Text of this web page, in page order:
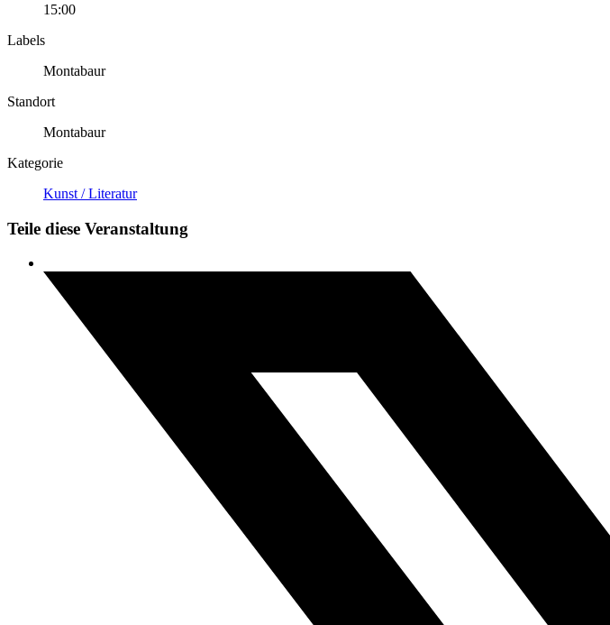
15:00
Labels
Montabaur
Standort
Montabaur
Kategorie
Kunst / Literatur
Teile diese Veranstaltung